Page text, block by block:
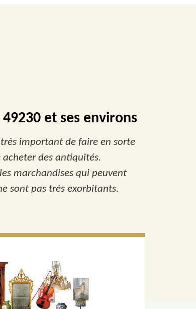
et ses environs
important de faire en sorte
acheter des antiquités.
marchandises qui peuvent
sont pas très exorbitants.